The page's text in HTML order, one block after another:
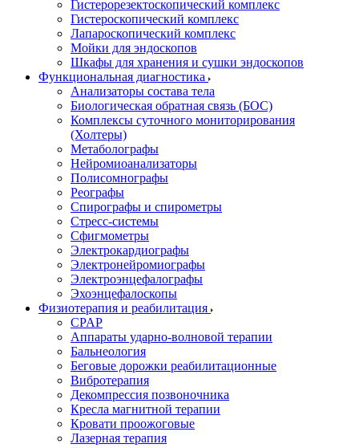
Гистерорезектоскопический комплекс
Гистероскопический комплекс
Лапароскопический комплекс
Мойки для эндоскопов
Шкафы для хранения и сушки эндоскопов
Функциональная диагностика
Анализаторы состава тела
Биологическая обратная связь (БОС)
Комплексы суточного мониторирования
(Холтеры)
Метаболографы
Нейромиоанализаторы
Полисомнографы
Реографы
Спирографы и спирометры
Стресс-системы
Сфигмометры
Электрокардиографы
Электронейромиографы
Электроэнцефалографы
Эхоэнцефалоскопы
Физиотерапия и реабилитация
CPAP
Аппараты ударно-волновой терапии
Бальнеология
Беговые дорожки реабилитационные
Вибротерапия
Декомпрессия позвоночника
Кресла магнитной терапии
Кровати проожоговые
Лазерная терапия